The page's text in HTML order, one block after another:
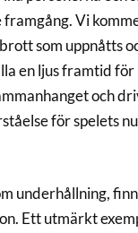
Vi
som uppnåtts
en ljus framtid
och
för spelets
underhållning,
Ett utmärkt